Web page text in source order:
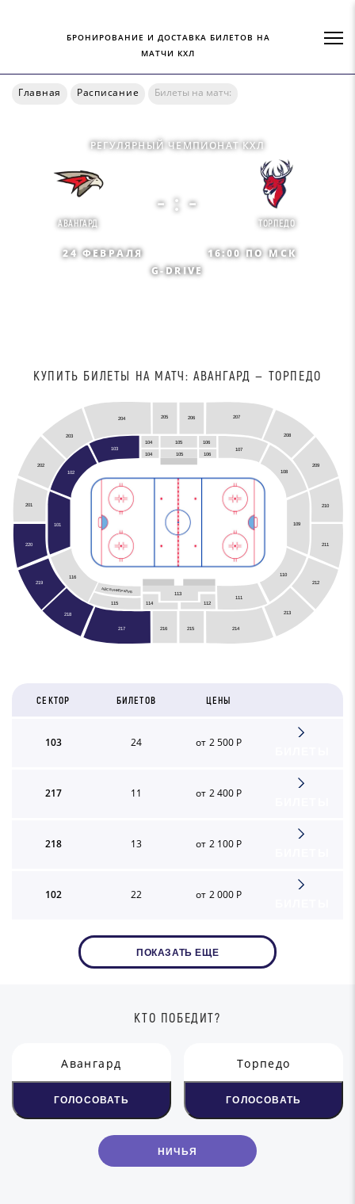
БРОНИРОВАНИЕ И ДОСТАВКА БИЛЕТОВ НА
МАТЧИ КХЛ
Главная Расписание Билеты на матч:
РЕГУЛЯРНЫЙ ЧЕМПИОНАТ КХЛ
АВАНГАРД
- : -
ТОРПЕДО
24 ФЕВРАЛЯ
16:00 ПО МСК
G-DRIVE
КУПИТЬ БИЛЕТЫ НА МАТЧ: АВАНГАРД — ТОРПЕДО
204 205 206 207
208
209
210
211
212
213
214
215
216
217
218
219
220
201
202
203
103 107
102
101 109
110
116
111
112
114
115
АЙС БУНКЕР КЛУБ 113
104 105 106
104 105 106
108
СЕКТОР БИЛЕТОВ ЦЕНЫ
103 24 от 2 500 Р
217 11 от 2 400 Р
218 13 от 2 100 Р
102 22 от 2 000 Р
ПОКАЗАТЬ ЕЩЕ
КТО ПОБЕДИТ?
Авангард
ГОЛОСОВАТЬ
НИЧЬЯ
Торпедо
ГОЛОСОВАТЬ